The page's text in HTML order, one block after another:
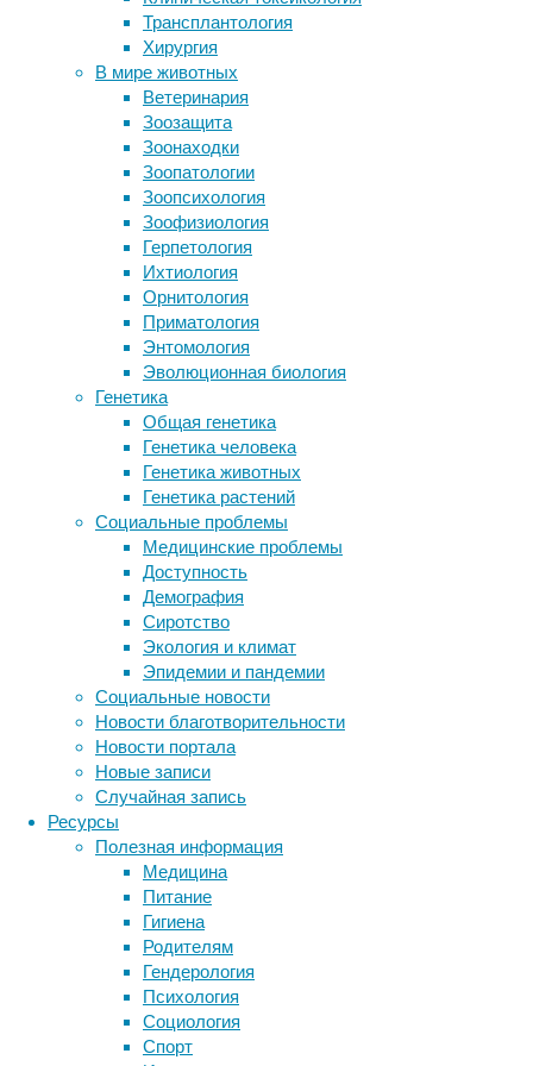
Трансплантология
Хирургия
В мире животных
Ветеринария
Зоозащита
Зоонаходки
Зоопатологии
Зоопсихология
Зоофизиология
Герпетология
Ихтиология
Орнитология
Приматология
Энтомология
Эволюционная биология
Генетика
Общая генетика
Генетика человека
Генетика животных
Генетика растений
Социальные проблемы
Медицинские проблемы
Доступность
Демография
Сиротство
Экология и климат
Эпидемии и пандемии
Социальные новости
Новости благотворительности
Новости портала
Новые записи
Случайная запись
Ресурсы
Полезная информация
Медицина
Питание
Гигиена
Родителям
Гендерология
Психология
Социология
Спорт
Работа
более
40
часов
неделю
повышает
риск
инсульта,
пришли
выводу
британские
исследователи,
чья
работа
опубликована
журнале
The
Lancet.
Ученые
провели
анализ
данных,
полученных
в
ходе
25
исследований
из
Европы,
США
Австралии.
нейрохирургического лечения
Ученые выяснили происхождение
лошадей-иноходцев
Физические нагрузки облегчат
процесс изучения иностранного
языка
Создана рабочая модель аутизма
Снять квартиру на сутки в Могилёве
выгодно и без посредников
Следите за новостями